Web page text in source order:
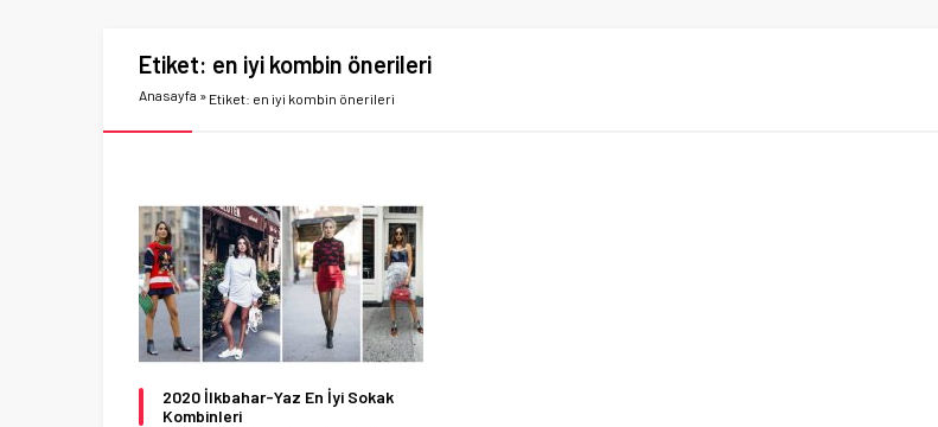
Etiket: en iyi kombin önerileri
Anasayfa » Etiket: en iyi kombin önerileri
2020 İlkbahar-Yaz En İyi Sokak
Kombinleri